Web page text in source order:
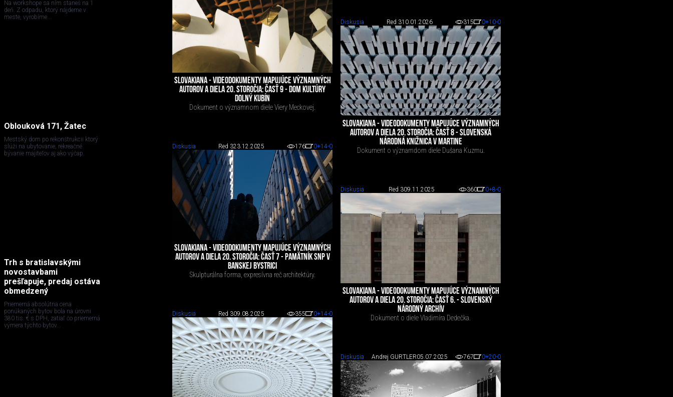
Na workshope sa ním staneš na 1
deň. Z odpadu, ktorý nájdeme v
meste, vyrobíme...
Oblouková 171, Žatec
Mestský dom po rekonštrukcii ktorý
slúži na ubytovanie, rekreačné
bývanie majiteľov aj ako výčap.
Trh s bratislavskými
novostavbami
prešľapuje, predaj ostáva
obmedzený
Priemerná absolútna cena
ponúkaných bytov bola na úrovni
380 tis. € s DPH, zatiaľ čo priemerná
výmera týchto bytov...
SLOVAKIANA - VIDEODOKUMENTY MAPUJÚCE VÝZNAMNÝCH
AUTOROV A DIELA 20. STOROČIA: ČASŤ 9 - DOM KULTÚRY
DOLNÝ KUBÍN
Dokument o významnom diele Viery Meckovej.
Diskusia Red 310.01.2026 315 0+10-0
SLOVAKIANA - VIDEODOKUMENTY MAPUJÚCE VÝZNAMNÝCH
AUTOROV A DIELA 20. STOROČIA: ČASŤ 8 - SLOVENSKÁ
NÁRODNÁ KNIŽNICA V MARTINE
Dokument o významdom diele Dušana Kuzmu.
Diskusia Red 323.12.2025 176 0+14-0
SLOVAKIANA - VIDEODOKUMENTY MAPUJÚCE VÝZNAMNÝCH
AUTOROV A DIELA 20. STOROČIA: ČASŤ 7 - PAMÄTNÍK SNP V
BANSKEJ BYSTRICI
Skulpturálna forma, expresívna reč architektúry.
Diskusia Red 309.11.2025 360 0+8-0
SLOVAKIANA - VIDEODOKUMENTY MAPUJÚCE VÝZNAMNÝCH
AUTOROV A DIELA 20. STOROČIA: ČASŤ 6. - SLOVENSKÝ
NÁRODNÝ ARCHÍV
Dokument o diele Vladimíra Dedečka.
Diskusia Red 309.08.2025 355 0+14-0
Diskusia Andrej GÜRTLER05.07.2025 767 0+20-0